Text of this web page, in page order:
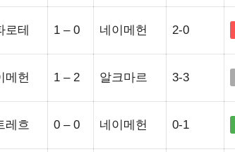
로테 1 – 0 네이메헌 2-0
메헌 1 – 2 알크마르 3-3
레흐 0 – 0 네이메헌 0-1